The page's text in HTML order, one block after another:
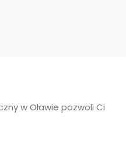
w Oławie pozwoli Ci